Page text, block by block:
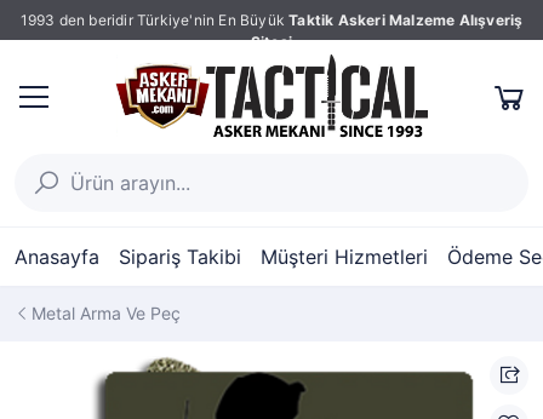
1993 den beridir Türkiye'nin En Büyük Taktik Askeri Malzeme Alışveriş
Sitesi
Anasayfa Sipariş Takibi Müşteri Hizmetleri Ödeme
Metal Arma Ve Peç